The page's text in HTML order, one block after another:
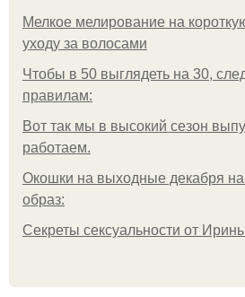
Мелкое мелирование на
уходу за волосами
Чтобы в 50 выглядеть на 30,
правилам:
Вот так мы в высокий сезон
работаем.
Окошки на выходные декабря
образ:
Секреты сексуальности от